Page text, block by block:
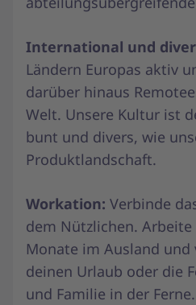
International und
Ländern Europas aktiv
darüber hinaus
Welt. Unsere Kultur ist
bunt und divers, wie
Produktlandschaft.
Workation: Verbinde
dem Nützlichen. Arbeite
Monate im Ausland und
deinen Urlaub oder die
und Familie in der Ferne.